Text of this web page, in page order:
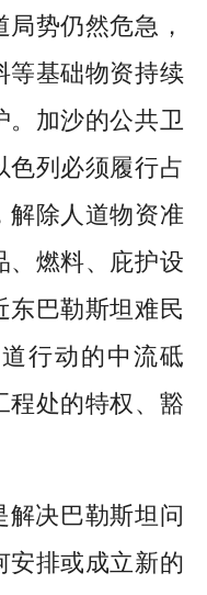
势仍然危急，
等基础物资持续
。加沙的公共卫
色列必须履行占
解除人道物资准
、燃料、庇护设
东巴勒斯坦难民
行动的中流砥
程处的特权、豁
解决巴勒斯坦问
安排或成立新的